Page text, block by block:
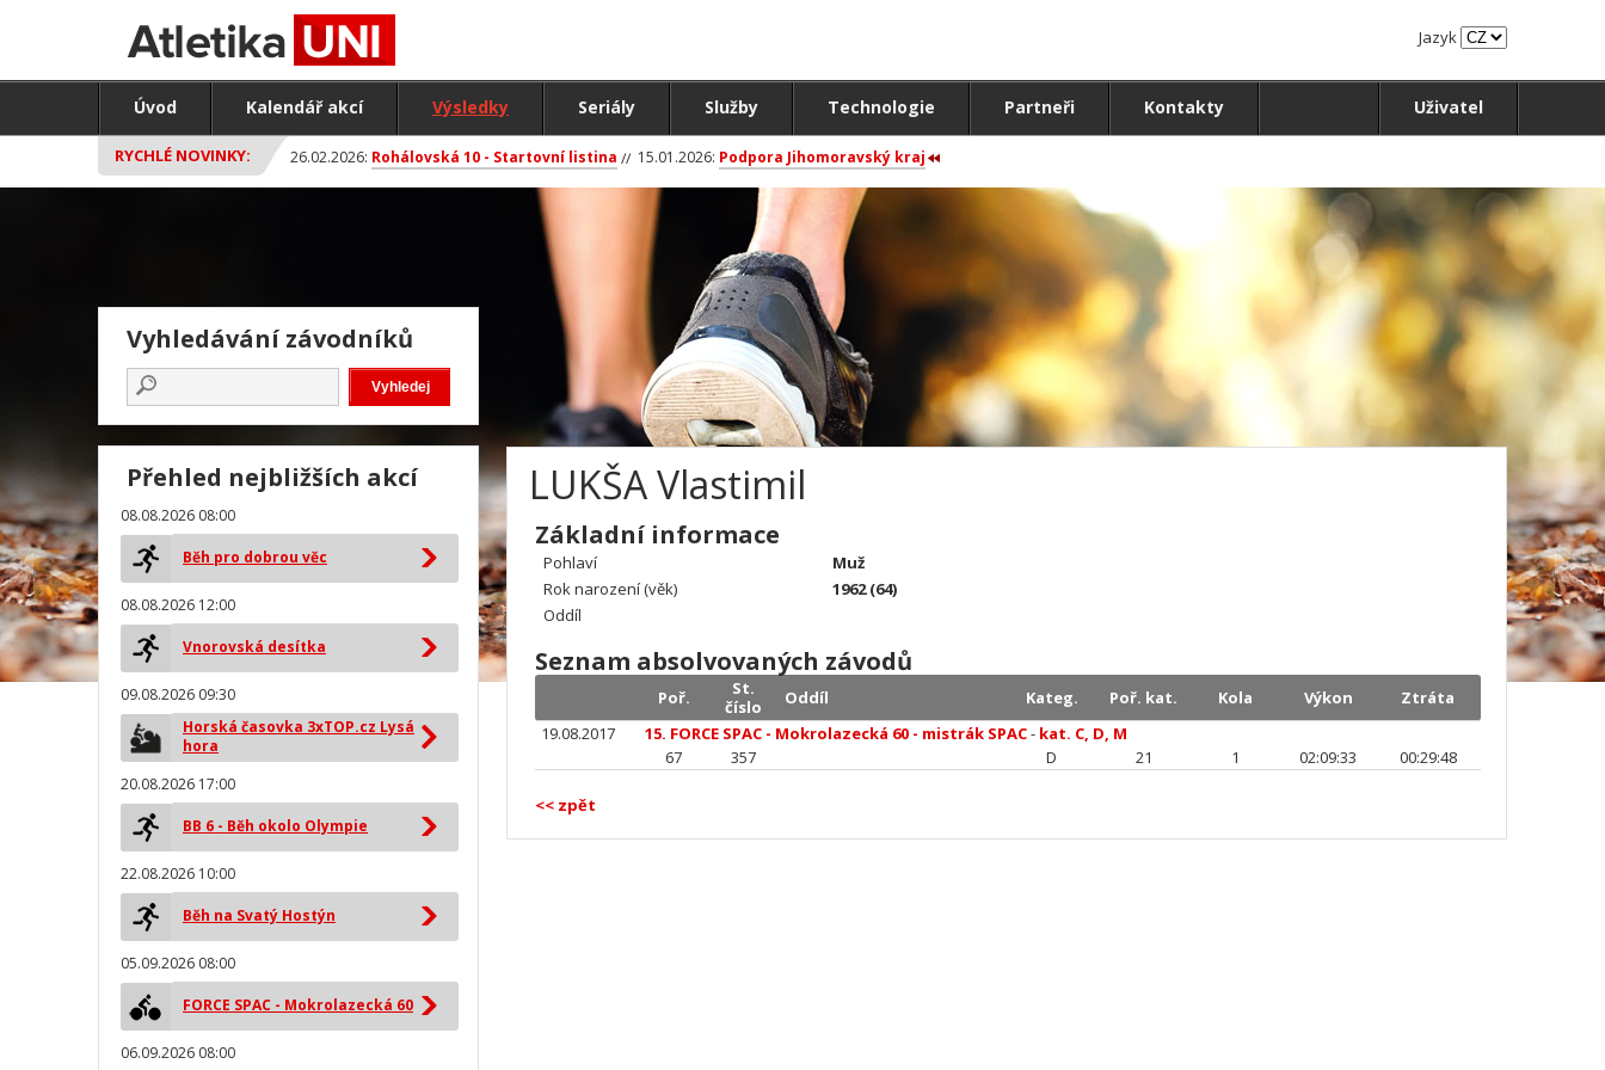
Jazyk
Úvod Kalendář akcí Výsledky Seriály Služby Technologie Partneři Kontakty Uživatel
RYCHLÉ NOVINKY: 26.02.2026: Rohálovská 10 - Startovní listina 15.01.2026: Podpora Jihomoravský kraj
LUKŠA Vlastimil
Základní informace
Pohlaví
Muž
Rok narození (věk)
1962 (64)
Oddíl
Seznam absolvovaných závodů
Poř.
St.
číslo
Oddíl Kateg. Poř. kat. Kola Výkon
Ztráta
19.08.2017
15. FORCE SPAC - Mokrolazecká 60 - mistrák SPAC- kat. C, D, M
67
357 D 21 1 02:09:33 00:29:48
<< zpět
Vyhledávání závodníků
Přehled nejbližších akcí
08.08.2026 08:00
Běh pro dobrou věc
08.08.2026 12:00
Vnorovská desítka
09.08.2026 09:30
Horská časovka 3xTOP.cz Lysá
hora
20.08.2026 17:00
BB 6 - Běh okolo Olympie
22.08.2026 10:00
Běh na Svatý Hostýn
05.09.2026 08:00
FORCE SPAC - Mokrolazecká 60
06.09.2026 08:00